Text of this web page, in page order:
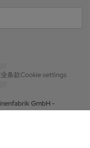
条款Cookie settings
GmbH -
group.com